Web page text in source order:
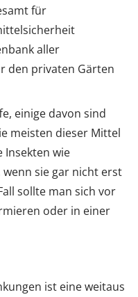
für
aller
den privaten Gärten
einige davon sind
meisten dieser Mittel
Insekten wie
wenn sie gar nicht erst
sollte man sich vor
oder in einer
ist eine weitaus